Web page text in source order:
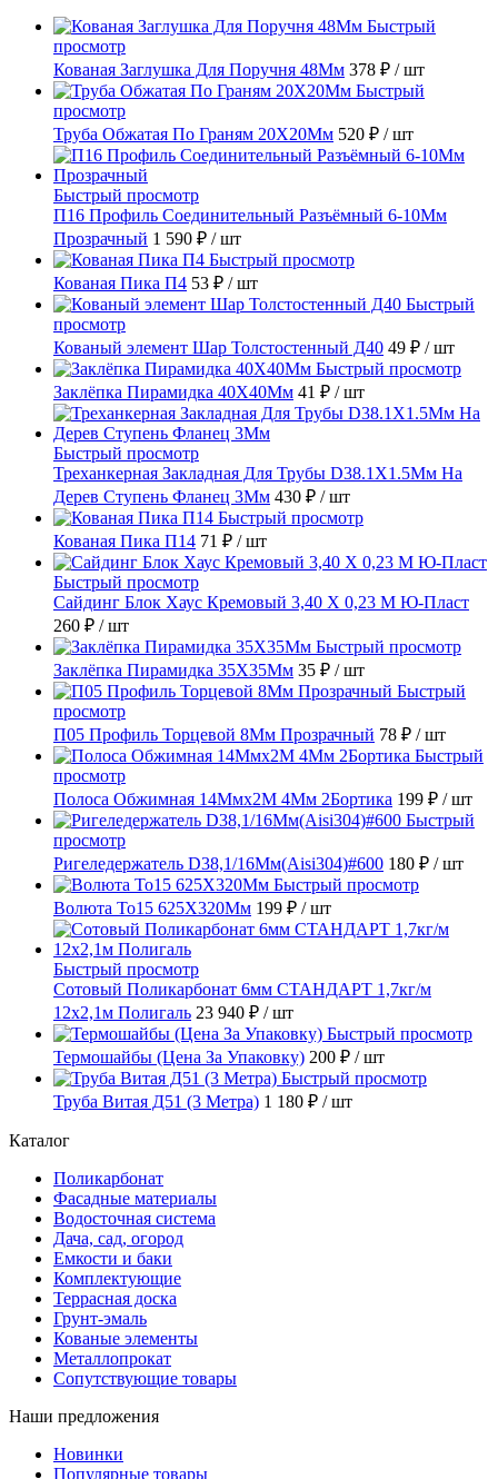
Быстрый
просмотр
Кованая Заглушка Для Поручня 48Мм 378 ₽ / шт
Быстрый
просмотр
Труба Обжатая По Граням 20X20Мм 520 ₽ / шт
Быстрый просмотр
П16 Профиль Соединительный Разъёмный 6-10Мм
Прозрачный 1 590 ₽ / шт
Быстрый просмотр
Кованая Пика П4 53 ₽ / шт
Быстрый
просмотр
Кованый элемент Шар Толстостенный Д40 49 ₽ / шт
Быстрый просмотр
Заклёпка Пирамидка 40X40Мм 41 ₽ / шт
Быстрый просмотр
Треханкерная Закладная Для Трубы D38.1Х1.5Мм На
Дерев Ступень Фланец 3Мм 430 ₽ / шт
Быстрый просмотр
Кованая Пика П14 71 ₽ / шт
Быстрый просмотр
Сайдинг Блок Хаус Кремовый 3,40 Х 0,23 М Ю-Пласт
260 ₽ / шт
Быстрый просмотр
Заклёпка Пирамидка 35X35Мм 35 ₽ / шт
Быстрый
просмотр
П05 Профиль Торцевой 8Мм Прозрачный 78 ₽ / шт
Быстрый
просмотр
Полоса Обжимная 14Ммх2М 4Мм 2Бортика 199 ₽ / шт
Быстрый
просмотр
Ригеледержатель D38,1/16Мм(Aisi304)#600 180 ₽ / шт
Быстрый просмотр
Волюта То15 625X320Мм 199 ₽ / шт
Быстрый просмотр
Сотовый Поликарбонат 6мм СТАНДАРТ 1,7кг/м
12х2,1м Полигаль 23 940 ₽ / шт
Быстрый просмотр
Термошайбы (Цена За Упаковку) 200 ₽ / шт
Быстрый просмотр
Труба Витая Д51 (3 Метра) 1 180 ₽ / шт
Каталог
Поликарбонат
Фасадные материалы
Водосточная система
Дача, сад, огород
Емкости и баки
Комплектующие
Террасная доска
Грунт-эмаль
Кованые элементы
Металлопрокат
Сопутствующие товары
Наши предложения
Новинки
Популярные товары